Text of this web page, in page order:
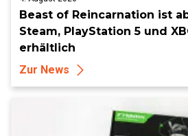
Beast of Reincarnation ist
Steam, PlayStation 5 und
erhältlich
Zur News